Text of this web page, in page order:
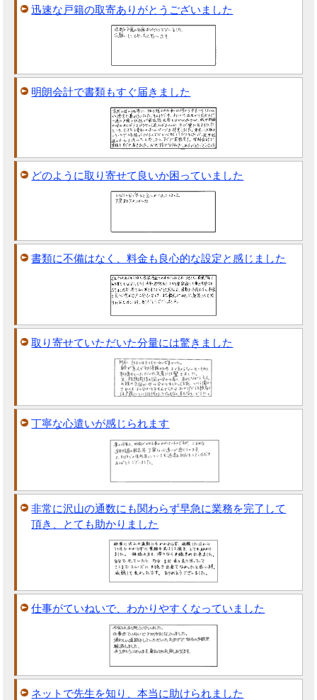
迅速な戸籍の取寄ありがとうございました
明朗会計で書類もすぐ届きました
どのように取り寄せて良いか困っていました
書類に不備はなく、料金も良心的な設定と感じました
取り寄せていただいた分量には驚きました
丁寧な心遣いが感じられます
非常に沢山の通数にも関わらず早急に業務を完了して
頂き、とても助かりました
仕事がていねいで、わかりやすくなっていました
ネットで先生を知り、本当に助けられました